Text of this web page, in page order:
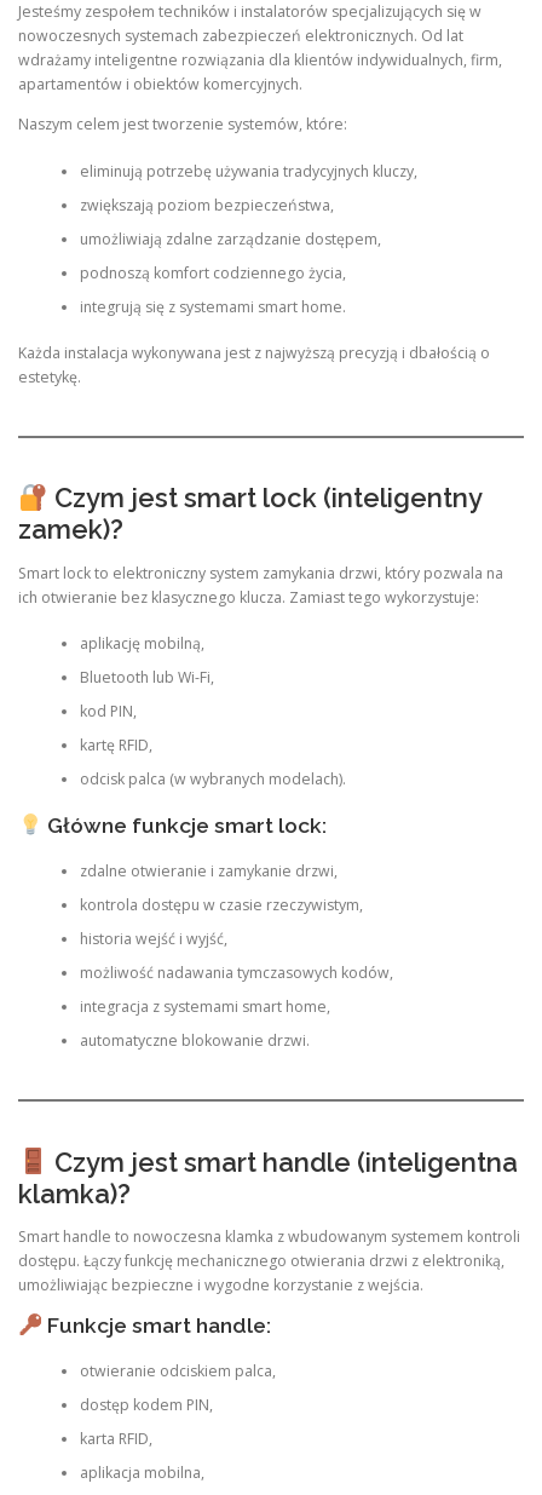
Jesteśmy zespołem techników i instalatorów specjalizujących się w
nowoczesnych systemach zabezpieczeń elektronicznych. Od lat
wdrażamy inteligentne rozwiązania dla klientów indywidualnych, firm,
apartamentów i obiektów komercyjnych.
Naszym celem jest tworzenie systemów, które:
eliminują potrzebę używania tradycyjnych kluczy,
zwiększają poziom bezpieczeństwa,
umożliwiają zdalne zarządzanie dostępem,
podnoszą komfort codziennego życia,
integrują się z systemami smart home.
Każda instalacja wykonywana jest z najwyższą precyzją i dbałością o
estetykę.
Czym jest smart lock (inteligentny
zamek)?
Smart lock to elektroniczny system zamykania drzwi, który pozwala na
ich otwieranie bez klasycznego klucza. Zamiast tego wykorzystuje:
aplikację mobilną,
Bluetooth lub Wi-Fi,
kod PIN,
kartę RFID,
odcisk palca (w wybranych modelach).
Główne funkcje smart lock:
zdalne otwieranie i zamykanie drzwi,
kontrola dostępu w czasie rzeczywistym,
historia wejść i wyjść,
możliwość nadawania tymczasowych kodów,
integracja z systemami smart home,
automatyczne blokowanie drzwi.
Czym jest smart handle (inteligentna
klamka)?
Smart handle to nowoczesna klamka z wbudowanym systemem kontroli
dostępu. Łączy funkcję mechanicznego otwierania drzwi z elektroniką,
umożliwiając bezpieczne i wygodne korzystanie z wejścia.
Funkcje smart handle:
otwieranie odciskiem palca,
dostęp kodem PIN,
karta RFID,
aplikacja mobilna,